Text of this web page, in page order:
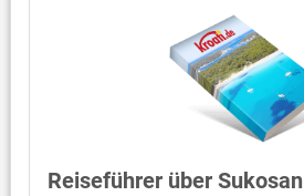
Reiseführer über Sukosan